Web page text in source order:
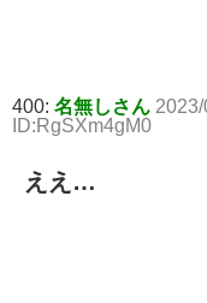
400: 名無しさん
ID:RgSXm4gM0
ええ…